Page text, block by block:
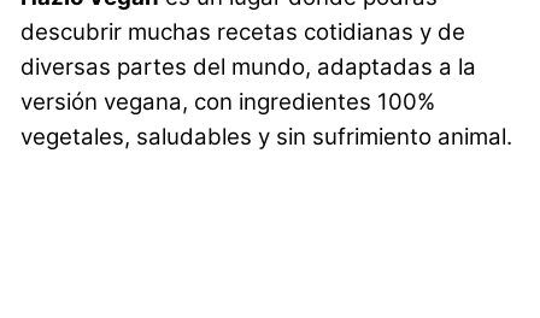
descubrir muchas recetas cotidianas y de
diversas partes del mundo, adaptadas a la
versión vegana, con ingredientes 100%
vegetales, saludables y sin sufrimiento animal.